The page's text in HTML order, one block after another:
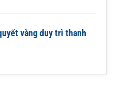
vàng duy trì thanh